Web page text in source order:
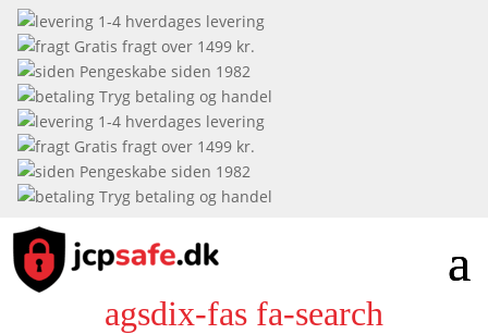
1-4 hverdages levering
Gratis fragt over 1499 kr.
Pengeskabe siden 1982
Tryg betaling og handel
1-4 hverdages levering
Gratis fragt over 1499 kr.
Pengeskabe siden 1982
Tryg betaling og handel
agsdix-fas fa-search